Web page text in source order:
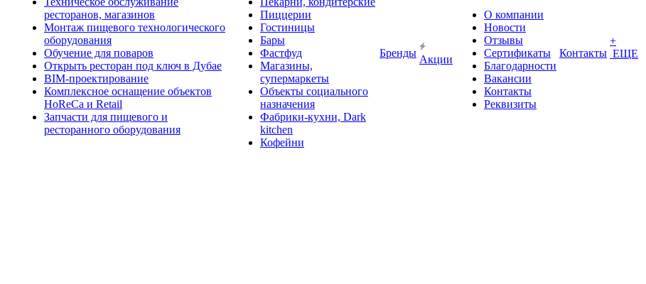
ресторанов, магазинов
Монтаж пищевого технологического
оборудования
Обучение для поваров
Открыть ресторан под ключ в Дубае
BIM-проектирование
Комплексное оснащение объектов
HoReCa и Retail
Запчасти для пищевого и
ресторанного оборудования
Пиццерии
Гостиницы
Бары
Фастфуд
Магазины,
супермаркеты
Объекты социального
назначения
Фабрики-кухни, Dark
kitchen
Кофейни
Бренды
Акции
О компании
Новости
Отзывы
Сертификаты
Благодарности
Вакансии
Контакты
Реквизиты
Контакты
+
ЕЩЕ